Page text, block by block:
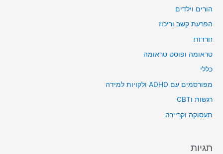
הורים וילדים
הפרעת קשב וריכוז
חרדות
טראומה ופוסט טראומה
כללי
מפורסמים עם ADHD ולקויות למידה
רגשות וCBT
תעסוקה וקריירה
תגיות